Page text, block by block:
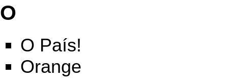
O
O País!
Orange